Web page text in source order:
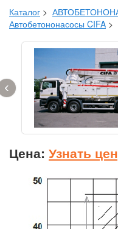
Каталог >
Автобетононасосы CIFA >
‹
Цена: Узнать